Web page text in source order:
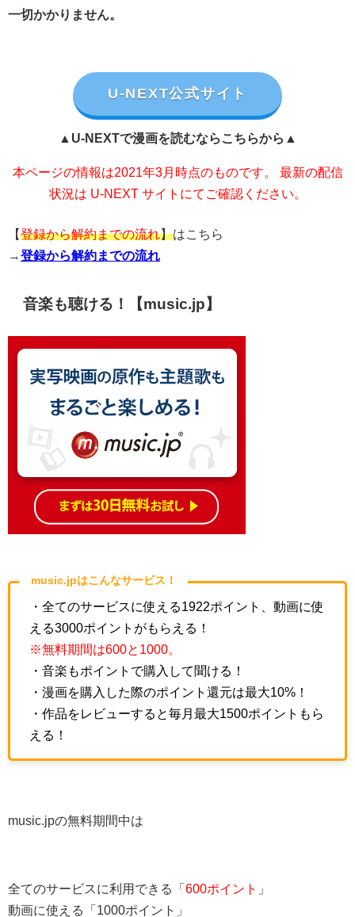
一切かかりません。
U-NEXT公式サイト
▲U-NEXTで漫画を読むならこちらから▲
本ページの情報は2021年3月時点のものです。 最新の配信
状況は U-NEXT サイトにてご確認ください。
【登録から解約までの流れ】はこちら
→登録から解約までの流れ
音楽も聴ける！【music.jp】
music.jpはこんなサービス！
・全てのサービスに使える1922ポイント、動画に使
える3000ポイントがもらえる！
※無料期間は600と1000。
・音楽もポイントで購入して聞ける！
・漫画を購入した際のポイント還元は最大10%！
・作品をレビューすると毎月最大1500ポイントもら
える！
music.jpの無料期間中は
全てのサービスに利用できる「 600ポイント
」
動画に使える「1000ポイント」